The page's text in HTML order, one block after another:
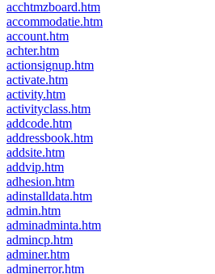
acchtmzboard.htm
accommodatie.htm
account.htm
achter.htm
actionsignup.htm
activate.htm
activity.htm
activityclass.htm
addcode.htm
addressbook.htm
addsite.htm
addvip.htm
adhesion.htm
adinstalldata.htm
admin.htm
adminadminta.htm
admincp.htm
adminer.htm
adminerror.htm